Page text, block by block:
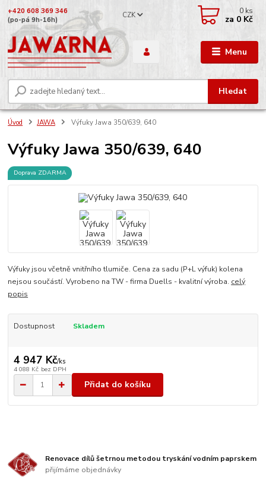
Menu
CZK
Hledat
+420 608 369 346
(po-pá 9h-16h)
0 ks
za 0 Kč
Úvod JAWA Výfuky Jawa 350/639, 640
Výfuky Jawa 350/639, 640
Doprava ZDARMA
Výfuky jsou včetně vnitřního tlumiče. Cena za sadu (P+L výfuk) kolena
nejsou součástí. Vyrobeno na TW - firma Duells - kvalitní výroba. celý
popis
Dostupnost Skladem
4 947 Kč/ks
4 088 Kč bez DPH
Přidat do košíku
Renovace dílů šetrnou metodou tryskání vodním paprskem
přijímáme objednávky